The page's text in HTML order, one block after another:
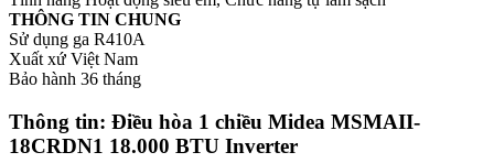
THÔNG TIN CHUNG
Sử dụng ga R410A
Xuất xứ Việt Nam
Bảo hành 36 tháng
Thông tin: Điều hòa 1 chiều Midea MSMAII-
18CRDN1 18.000 BTU Inverter